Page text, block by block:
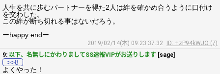
人生を共に歩むパートナーを得た2人は絆を確かめ合うように口付け
を交わした。
この絆が断ち切れる事はないだろう。
ーhappy endー
2019/02/14(木) 09:23:37.32
ID: +zP94kWJO (7)
9: 以下、名無しにかわりましてSS速報VIPがお送りします [sage]
>>8
よくやった！